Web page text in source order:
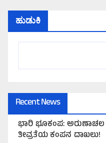
ಹುಡುಕಿ
Recent News
ಭಾರಿ ಭೂಕಂಪ:
ತೀವ್ರತೆಯ ಕಂಪನ ದಾಖಲು!